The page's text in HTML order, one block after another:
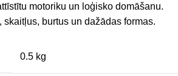
motoriku un loģisko domāšanu.
skaitļus, burtus un dažādas formas.
0.5 kg